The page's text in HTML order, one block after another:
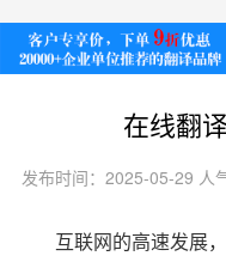
在线翻
发布时间：2025-05-29 人
互联网的高速发展